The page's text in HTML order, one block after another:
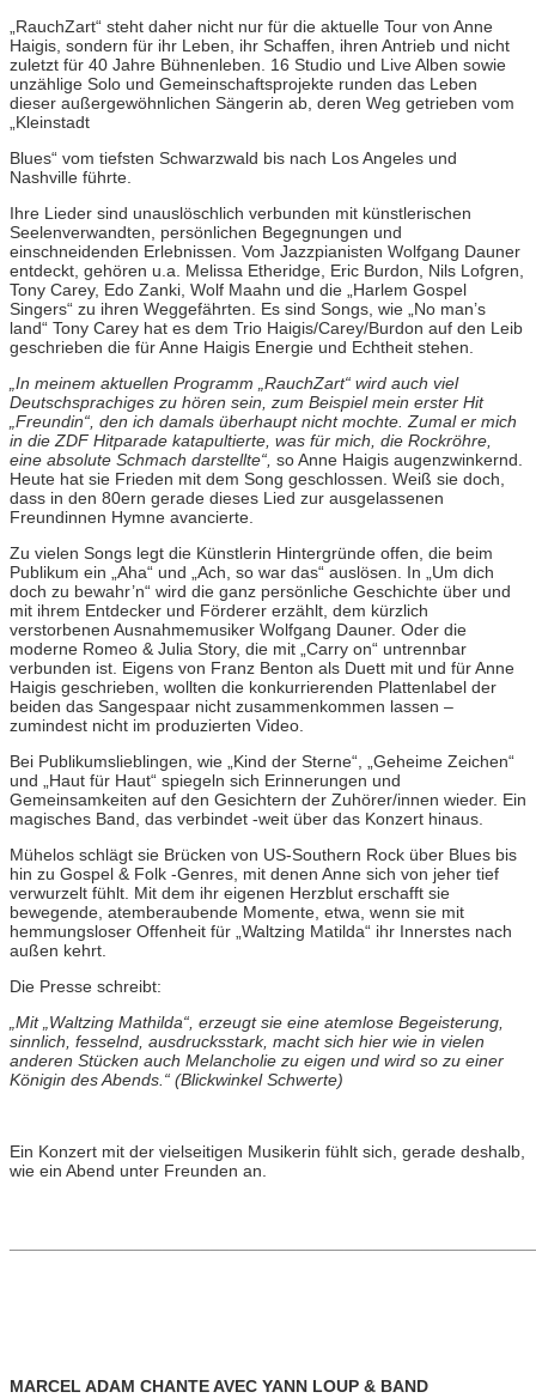
„RauchZart“ steht daher nicht nur für die aktuelle Tour von Anne
Haigis, sondern für ihr Leben, ihr Schaffen, ihren Antrieb und nicht
zuletzt für 40 Jahre Bühnenleben. 16 Studio und Live Alben sowie
unzählige Solo und Gemeinschaftsprojekte runden das Leben
dieser außergewöhnlichen Sängerin ab, deren Weg getrieben vom
„Kleinstadt
Blues“ vom tiefsten Schwarzwald bis nach Los Angeles und
Nashville führte.
Ihre Lieder sind unauslöschlich verbunden mit künstlerischen
Seelenverwandten, persönlichen Begegnungen und
einschneidenden Erlebnissen. Vom Jazzpianisten Wolfgang Dauner
entdeckt, gehören u.a. Melissa Etheridge, Eric Burdon, Nils Lofgren,
Tony Carey, Edo Zanki, Wolf Maahn und die „Harlem Gospel
Singers“ zu ihren Weggefährten. Es sind Songs, wie „No man’s
land“ Tony Carey hat es dem Trio Haigis/Carey/Burdon auf den Leib
geschrieben die für Anne Haigis Energie und Echtheit stehen.
„In meinem aktuellen Programm „RauchZart“ wird auch viel
Deutschsprachiges zu hören sein, zum Beispiel mein erster Hit
„Freundin“, den ich damals überhaupt nicht mochte. Zumal er mich
in die ZDF Hitparade katapultierte, was für mich, die Rockröhre,
eine absolute Schmach darstellte“, so Anne Haigis augenzwinkernd.
Heute hat sie Frieden mit dem Song geschlossen. Weiß sie doch,
dass in den 80ern gerade dieses Lied zur ausgelassenen
Freundinnen Hymne avancierte.
Zu vielen Songs legt die Künstlerin Hintergründe offen, die beim
Publikum ein „Aha“ und „Ach, so war das“ auslösen. In „Um dich
doch zu bewahr’n“ wird die ganz persönliche Geschichte über und
mit ihrem Entdecker und Förderer erzählt, dem kürzlich
verstorbenen Ausnahmemusiker Wolfgang Dauner. Oder die
moderne Romeo & Julia Story, die mit „Carry on“ untrennbar
verbunden ist. Eigens von Franz Benton als Duett mit und für Anne
Haigis geschrieben, wollten die konkurrierenden Plattenlabel der
beiden das Sangespaar nicht zusammenkommen lassen –
zumindest nicht im produzierten Video.
Bei Publikumslieblingen, wie „Kind der Sterne“, „Geheime Zeichen“
und „Haut für Haut“ spiegeln sich Erinnerungen und
Gemeinsamkeiten auf den Gesichtern der Zuhörer/innen wieder. Ein
magisches Band, das verbindet -weit über das Konzert hinaus.
Mühelos schlägt sie Brücken von US-Southern Rock über Blues bis
hin zu Gospel & Folk -Genres, mit denen Anne sich von jeher tief
verwurzelt fühlt. Mit dem ihr eigenen Herzblut erschafft sie
bewegende, atemberaubende Momente, etwa, wenn sie mit
hemmungsloser Offenheit für „Waltzing Matilda“ ihr Innerstes nach
außen kehrt.
Die Presse schreibt:
„Mit „Waltzing Mathilda“, erzeugt sie eine atemlose Begeisterung,
sinnlich, fesselnd, ausdrucksstark, macht sich hier wie in vielen
anderen Stücken auch Melancholie zu eigen und wird so zu einer
Königin des Abends.“ (Blickwinkel Schwerte)
Ein Konzert mit der vielseitigen Musikerin fühlt sich, gerade deshalb,
wie ein Abend unter Freunden an.
MARCEL ADAM CHANTE AVEC YANN LOUP & BAND